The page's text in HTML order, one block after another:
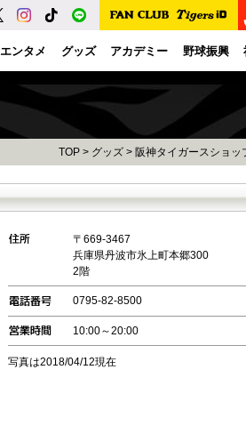
エンタメ グッズ アカデミー 野球振興
TOP > グッズ > 阪神タイガースショッ
〒669-3467
兵庫県丹波市氷上町本郷300
2階
0795-82-8500
10:00～20:00
写真は2018/04/12現在